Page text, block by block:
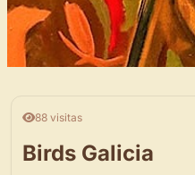
88 visitas
Birds Galicia